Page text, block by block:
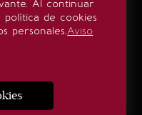
Al continuar
política de cookies
personales.Aviso
somos